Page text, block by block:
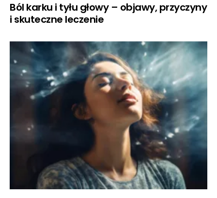
Ból karku i tyłu głowy – objawy, przyczyny
i skuteczne leczenie